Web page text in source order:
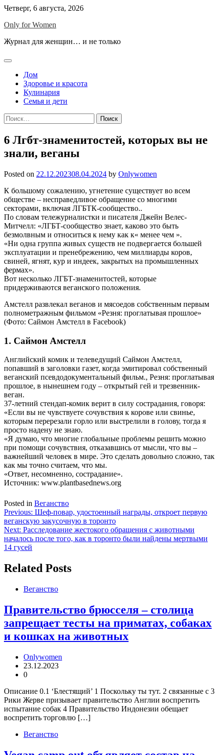
Skip
content
Четверг, 6 августа, 2026
Only for Women
Журнал для женщин… и не только
Дом
Здоровье и красота
Кулинария
Семья и дети
Найти:
6 Лгбт-знаменитостей, которых вы не
знали, веганы
Posted on 22.12.202308.04.2024 by Onlywomen
К большому сожалению, угнетение существует во всем
обществе – несправедливое обращение со многими
секторами, включая ЛГБТК-сообщество..
По словам тележурналистки и писателя Джейн Велес-
Митчелл: «ЛГБТ-сообщество знает, каково это быть
безмолвным и относиться к нему как к« менее чем ».
«Ни одна группа живых существ не подвергается большей
эксплуатации и пренебрежению, чем миллиарды коров,
свиней, ягнят, кур и индеек, закрытых на промышленных
фермах».
Вот несколько ЛГБТ-знаменитостей, которые
придерживаются веганского положения.
Амстелл развлекал веганов и мясоедов собственным первым
полнометражным фильмом «Резня: проглатывая прошлое»
(Фото: Саймон Амстелл в Facebook)
1. Саймон Амстелл
Английский комик и телеведущий Саймон Амстелл,
попавший в заголовки газет, когда эмитировал собственный
веганский псевдодокументальный фильм., Резня: проглатывая
прошлое, в нынешнем году – открытый гей и трезвенник-
веган.
37-летний стендап-комик верит в силу сострадания, говоря:
«Если вы не чувствуете сочувствия к корове или свинье,
которым перерезали горло или выстрелили в голову, тогда я
просто надену не знаю.
«Я думаю, что многие глобальные проблемы решить можно
при помощи сочувствия, отказавшись от мысли, что вы –
важнейший человек в мире. Это сделать довольно сложно, так
как мы точно считаем, что мы.
«Ответ, несомненно, сострадание».
Источник: www.plantbasednews.org
Posted in Веганство
Навигация
по
записям
Previous: Шеф-повар, удостоенный награды, откроет первую
веганскую закусочную в торонто
Next: Расследование жестокого обращения с животными
началось после того, как в торонто были найдены мертвыми
14 гусей
Related Posts
Веганство
Правительство брюсселя – столица
запрещает тесты на приматах, собаках
и кошках на животных
Onlywomen
23.12.2023
0
Описание 0.1 ‘Блестящий’ 1 Поскольку ты тут. 2 связанные с 3
Рики Жерве призывает правительство Англии воспретить
испытание собак 4 Правительство Индонезии обещает
воспретить торговлю […]
Веганство